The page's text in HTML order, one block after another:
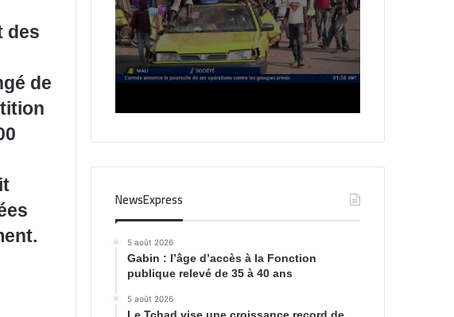
des
de
NewsExpress
5 août 2026
Gabin : l’âge d’accès à la Fonction
publique relevé de 35 à 40 ans
5 août 2026